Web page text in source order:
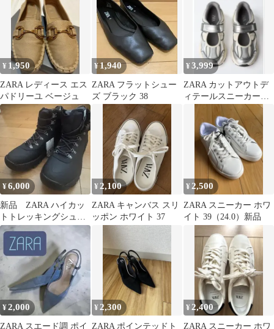
¥ 1,950
ZARA レディース エス
パドリーユ ベージュ
¥1,940
ZARA フラットシュー
ズ ブラック 38
¥3,999
ZARA カットアウトデ
ィテールスニーカー
¥6,000
新品 ZARA ハイカッ
トトレッキングシュー
ズ
¥2,100
ZARA キャンバス スリ
ッポン ホワイト 37
¥2,500
ZARA スニーカー ホワ
イト 39（24.0）新品
¥2,000
ZARA スエード調 ポイ
¥ 2,300
ZARA ポインテッドト
¥ 2,400
ZARA スニーカー ホワ